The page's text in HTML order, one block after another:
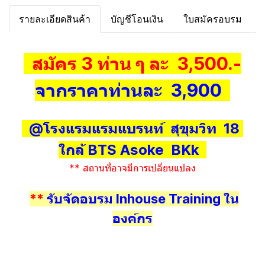
รายละเอียดสินค้า บัญชีโอนเงิน ใบสมัครอบรม
สมัคร 3 ท่าน ๆ ละ 3,500.-
จากราคาท่านละ 3,900
@โรงแรมแรมแบรนท์ สุขุมวิท 18
ใกล้ BTS Asoke BKk
** สถานที่อาจมีการเปลี่ยนแปลง
** รับจัดอบรม Inhouse Training ใน
องค์กร